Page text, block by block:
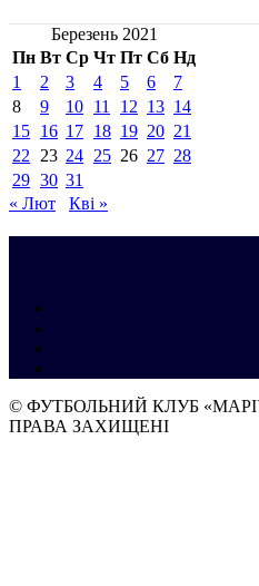
Березень 2021
Пн Вт Ср Чт Пт Сб Нд
1
2 3 4 5 6
7
8
9 10 11 12 13 14
15 16 17 18 19 20 21
22
23 24 25 26 27 28
29 30 31
« Лют
Кві »
© ФУТБОЛЬНИЙ КЛУБ
ПРАВА ЗАХИЩЕНІ